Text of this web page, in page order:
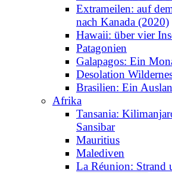
Extrameilen: auf
nach Kanada (2020)
Hawaii: über vier
Patagonien
Galapagos: Ein
Desolation
Brasilien: Ein
Afrika
Tansania:
Sansibar
Mauritius
Malediven
La Réunion: Strand